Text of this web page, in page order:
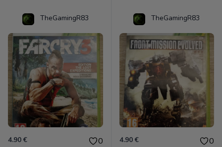
TheGamingR83
4.90 € 0
TheGamingR83
4.90 € 0